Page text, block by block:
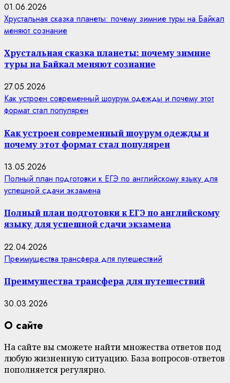
01.06.2026
Хрустальная сказка планеты: почему зимние туры на Байкал
меняют сознание
Хрустальная сказка планеты: почему зимние
туры на Байкал меняют сознание
27.05.2026
Как устроен современный шоурум одежды и почему этот
формат стал популярен
Как устроен современный шоурум одежды и
почему этот формат стал популярен
13.05.2026
Полный план подготовки к ЕГЭ по английскому языку для
успешной сдачи экзамена
Полный план подготовки к ЕГЭ по английскому
языку для успешной сдачи экзамена
22.04.2026
Преимущества трансфера для путешествий
Преимущества трансфера для путешествий
30.03.2026
О сайте
На сайте вы сможете найти множества ответов под
любую жизненную ситуацию. База вопросов-ответов
пополняется регулярно.